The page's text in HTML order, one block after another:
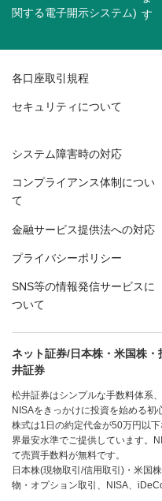
関する電子開示システム)
各口座取引規程
セキュリティについて
システム障害時の対応
コンプライアンス体制につい
て
金融サービス提供法への対応
プライバシーポリシー
SNS等の情報発信サービスに
ついて
ネット証券/日本株・米国株
井証券
松井証券はシンプルな手数料体系
NISAをきっかけに投資を始める初
株式は1日の約定代金が50万円以
界最安水準でご提供しています。
て売買手数料が無料です。
日本株(現物取引/信用取引)・米国
物・オプション取引、NISA、